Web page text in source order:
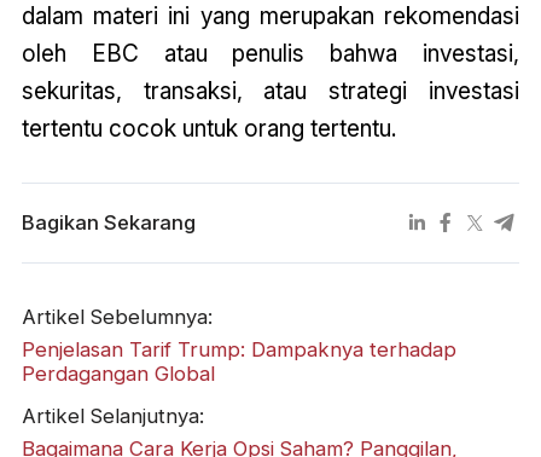
dalam materi ini yang merupakan rekomendasi
oleh EBC atau penulis bahwa investasi,
sekuritas, transaksi, atau strategi investasi
tertentu cocok untuk orang tertentu.
Bagikan Sekarang
Artikel Sebelumnya:
Penjelasan Tarif Trump: Dampaknya terhadap
Perdagangan Global
Artikel Selanjutnya:
Bagaimana Cara Kerja Opsi Saham? Panggilan,